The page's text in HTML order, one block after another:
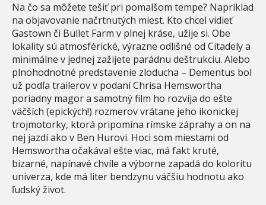
Na čo sa môžete tešiť pri pomalšom tempe? Napríklad
na objavovanie načrtnutých miest. Kto chcel vidieť
Gastown či Bullet Farm v plnej kráse, užije si. Obe
lokality sú atmosférické, výrazne odlišné od Citadely a
minimálne v jednej zažijete parádnu deštrukciu. Alebo
plnohodnotné predstavenie zloducha – Dementus bol
už podľa trailerov v podaní Chrisa Hemswortha
poriadny magor a samotný film ho rozvíja do ešte
väčších (epických!) rozmerov vrátane jeho ikonickej
trojmotorky, ktorá pripomína rímske záprahy a on na
nej jazdí ako v Ben Hurovi. Hoci som miestami od
Hemswortha očakával ešte viac, má fakt kruté,
bizarné, napínavé chvíle a výborne zapadá do koloritu
univerza, kde má liter bendzynu väčšiu hodnotu ako
ľudský život.